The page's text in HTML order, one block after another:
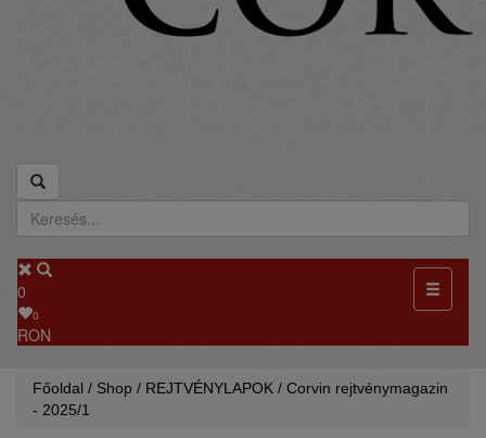
Toggle
0
0
RON
Főoldal / Shop / REJTVÉNYLAPOK / Corvin rejtvénymagazin
- 2025/1